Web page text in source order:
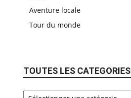
Aventure locale
Tour du monde
TOUTES LES CATEGORIES